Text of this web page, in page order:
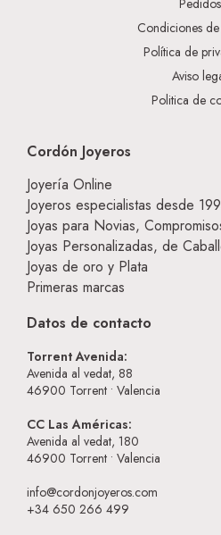
Pedidos
Condiciones
Política de
Aviso
Politica de
Cordón Joyeros
Joyería Online
Joyeros especialistas desde
Joyas para Novias,
Joyas Personalizadas, de
Joyas de oro y Plata
Primeras marcas
Datos de contacto
Torrent Avenida:
Avenida al vedat, 88
46900 Torrent • Valencia
CC Las Américas:
Avenida al vedat, 180
46900 Torrent • Valencia
info@cordonjoyeros.com
+34 650 266 499